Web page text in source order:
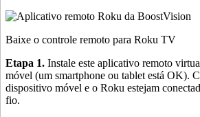
Baixe o controle remoto para Roku TV
Etapa 1. Instale este aplicativo remoto
móvel (um smartphone ou tablet está OK).
dispositivo móvel e o Roku estejam
fio.